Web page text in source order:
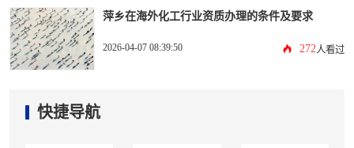
萍乡在海外化工行业资质办理的条件及要求
2026-04-07 08:39:50 272 人看过
快捷导航